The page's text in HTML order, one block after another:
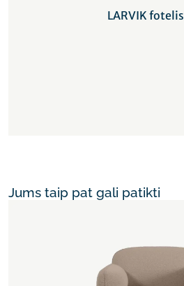
LARVIK fotelis
Jums taip pat gali patikti